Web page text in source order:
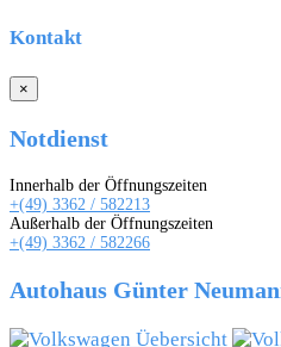
Kontakt
×
Notdienst
Innerhalb der Öffnungszeiten
+(49) 3362 / 582213
Außerhalb der Öffnungszeiten
+(49) 3362 / 582266
Autohaus Günter